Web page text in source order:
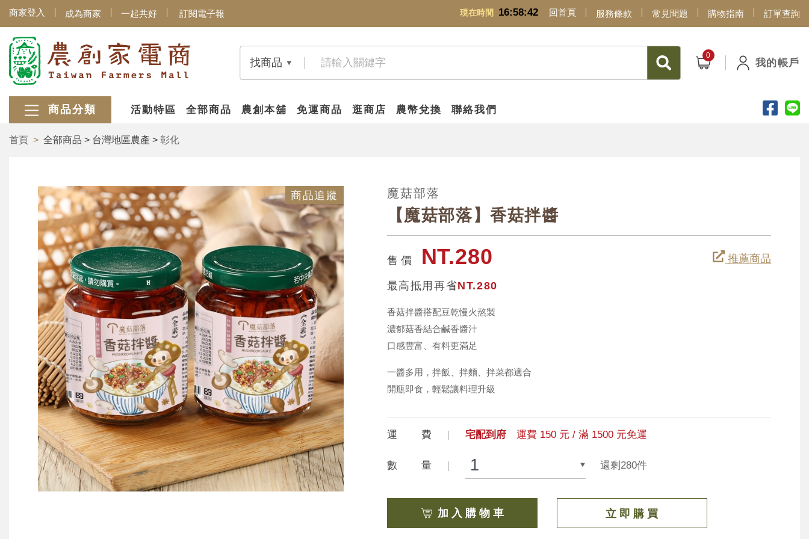
現在時間 16:58:42
商家登入 成為商家 一起共好 訂閱電子報 回首頁 服務條款 常見問題 購物指南 訂單查詢
找商品 我的帳戶
商品分類 活動特區 全部商品 農創本舖 免運商品 逛商店 農幣兌換 聯絡我們
首頁 全部商品 > 台灣地區農產 > 彰化
商品追蹤 魔菇部落
【魔菇部落】香菇拌醬
推薦商品
售 價 NT.280
最高抵用再省NT.280
香菇拌醬搭配豆乾慢火熬製
濃郁菇香結合鹹香醬汁
口感豐富、有料更滿足
一醬多用，拌飯、拌麵、拌菜都適合
開瓶即食，輕鬆讓料理升級
運 費 宅配到府 運費 150 元 / 滿 1500 元免運
數 量 還剩280件
加 入 購 物 車 立 即 購 買